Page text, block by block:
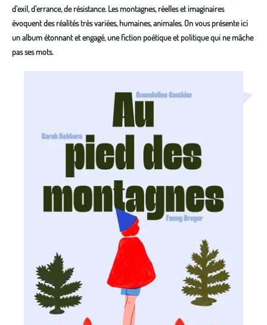
d’exil, d’errance, de résistance. Les montagnes, réelles et imaginaires
évoquent des réalités très variées, humaines, animales. On vous présente ici
un album étonnant et engagé, une fiction poétique et politique qui ne mâche
pas ses mots.